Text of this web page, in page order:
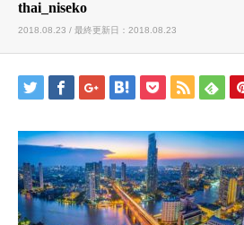
thai_niseko
2018.08.23 / 最終更新日：2018.08.23